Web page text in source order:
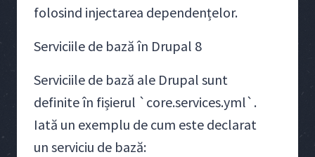
folosind injectarea dependențelor.
Serviciile de bază în Drupal 8
Serviciile de bază ale Drupal sunt
definite în fișierul `core.services.yml`.
Iată un exemplu de cum este declarat
un serviciu de bază: